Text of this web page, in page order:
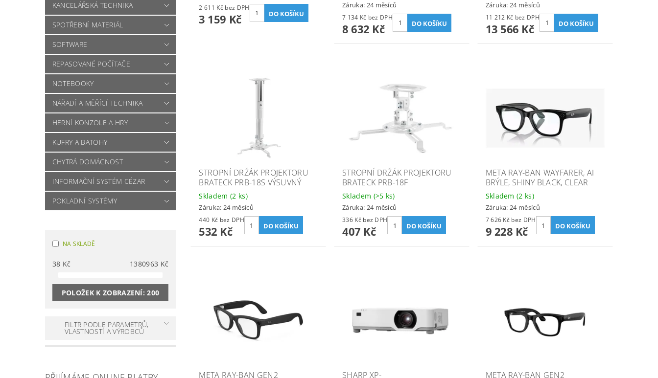
KANCELÁŘSKÁ TECHNIKA
SPOTŘEBNÍ MATERIÁL
SOFTWARE
REPASOVANÉ POČÍTAČE
NOTEBOOKY
NÁŘADÍ A MĚŘÍCÍ TECHNIKA
HERNÍ KONZOLE A HRY
KUFRY A BATOHY
CHYTRÁ DOMÁCNOST
INFORMAČNÍ SYSTÉM CÉZAR
POKLADNÍ SYSTÉMY
NA SKLADĚ
38 Kč 1380963 Kč
POLOŽEK K ZOBRAZENÍ:200
FILTR PODLE PARAMETRŮ,
VLASTNOSTÍ A VÝROBCŮ
2 611 Kč bez DPH
3 159 Kč
Záruka: 24 měsíců
7 134 Kč bez DPH
8 632 Kč
Záruka: 24 měsíců
11 212 Kč bez DPH
13 566 Kč
STROPNÍ DRŽÁK PROJEKTORU
BRATECK PRB-18S VÝSUVNÝ
Skladem (2 ks)
Záruka: 24 měsíců
440 Kč bez DPH
532 Kč
STROPNÍ DRŽÁK PROJEKTORU
BRATECK PRB-18F
Skladem (>5 ks)
Záruka: 24 měsíců
336 Kč bez DPH
407 Kč
META RAY-BAN WAYFARER, AI
BRÝLE, SHINY BLACK, CLEAR
Skladem(2 ks)
Záruka: 24 měsíců
7 626 Kč bez DPH
9 228 Kč
META RAY-BAN GEN2
SHARP XP-
META RAY-BAN GEN2